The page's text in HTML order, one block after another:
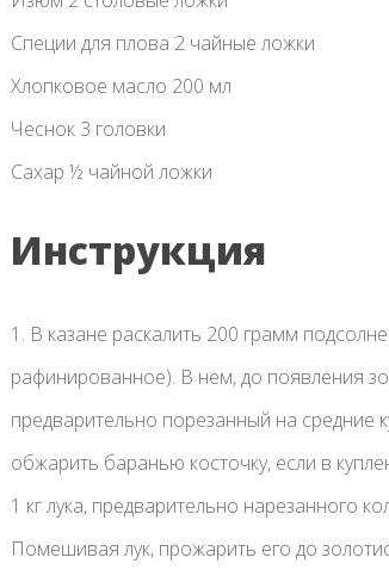
Специи для плова 2 чайные ложки
Хлопковое масло 200 мл
Чеснок 3 головки
Сахар ½ чайной ложки
Инструкция
1. В казане раскалить 200 грамм
рафинированное). В нем, до появления
предварительно порезанный на
обжарить баранью косточку, если в
1 кг лука, предварительно нарезанного
Помешивая лук, прожарить его до